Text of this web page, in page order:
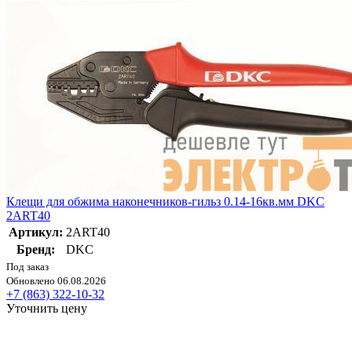
Клещи для обжима наконечников-гильз 0.14-16кв.мм DKC
2ART40
Артикул: 2ART40
Бренд:
DKC
Под заказ
Обновлено 06.08.2026
+7 (863) 322-10-32
Уточнить цену